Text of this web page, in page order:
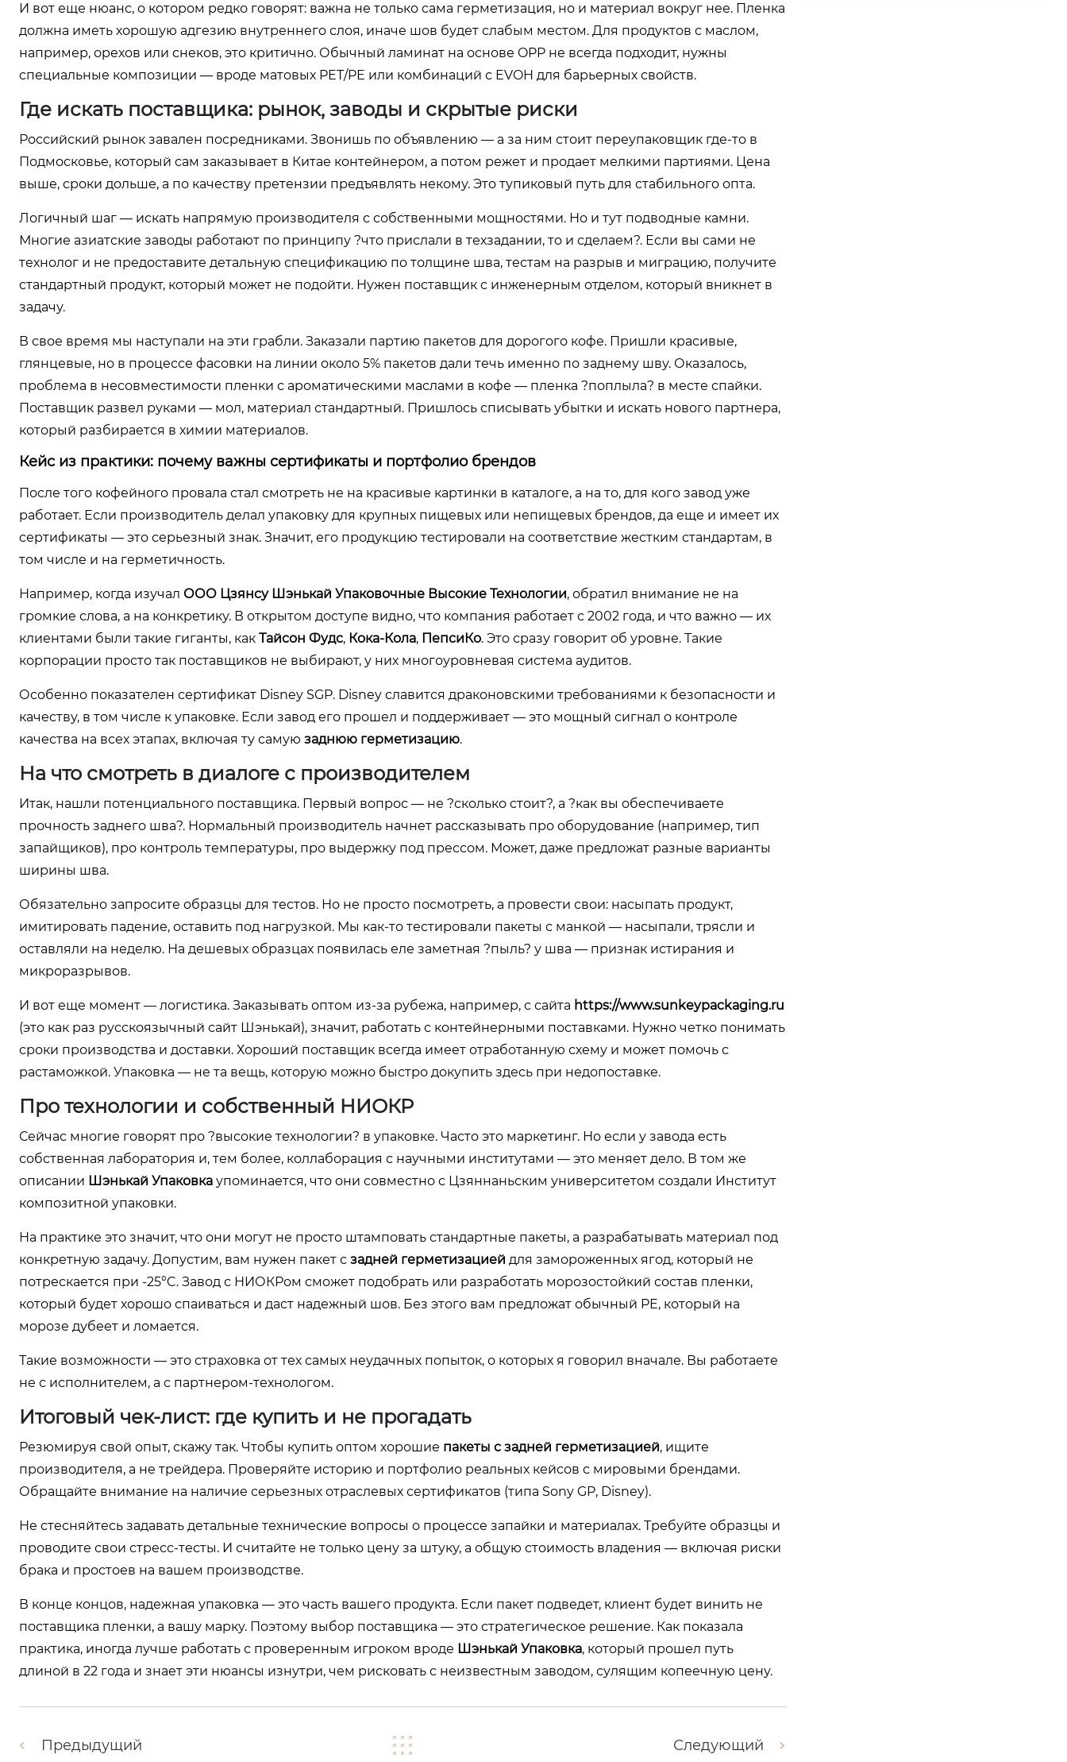
И вот еще нюанс, о котором редко говорят: важна не только сама герметизация, но и материал вокруг нее. Пленка
должна иметь хорошую адгезию внутреннего слоя, иначе шов будет слабым местом. Для продуктов с маслом,
например, орехов или снеков, это критично. Обычный ламинат на основе OPP не всегда подходит, нужны
специальные композиции — вроде матовых PET/PE или комбинаций с EVOH для барьерных свойств.
Где искать поставщика: рынок, заводы и скрытые риски
Российский рынок завален посредниками. Звонишь по объявлению — а за ним стоит переупаковщик где-то в
Подмосковье, который сам заказывает в Китае контейнером, а потом режет и продает мелкими партиями. Цена
выше, сроки дольше, а по качеству претензии предъявлять некому. Это тупиковый путь для стабильного опта.
Логичный шаг — искать напрямую производителя с собственными мощностями. Но и тут подводные камни.
Многие азиатские заводы работают по принципу ?что прислали в техзадании, то и сделаем?. Если вы сами не
технолог и не предоставите детальную спецификацию по толщине шва, тестам на разрыв и миграцию, получите
стандартный продукт, который может не подойти. Нужен поставщик с инженерным отделом, который вникнет в
задачу.
В свое время мы наступали на эти грабли. Заказали партию пакетов для дорогого кофе. Пришли красивые,
глянцевые, но в процессе фасовки на линии около 5% пакетов дали течь именно по заднему шву. Оказалось,
проблема в несовместимости пленки с ароматическими маслами в кофе — пленка ?поплыла? в месте спайки.
Поставщик развел руками — мол, материал стандартный. Пришлось списывать убытки и искать нового партнера,
который разбирается в химии материалов.
Кейс из практики: почему важны сертификаты и портфолио брендов
После того кофейного провала стал смотреть не на красивые картинки в каталоге, а на то, для кого завод уже
работает. Если производитель делал упаковку для крупных пищевых или непищевых брендов, да еще и имеет их
сертификаты — это серьезный знак. Значит, его продукцию тестировали на соответствие жестким стандартам, в
том числе и на герметичность.
Например, когда изучал ООО Цзянсу Шэнькай Упаковочные Высокие Технологии, обратил внимание не на
громкие слова, а на конкретику. В открытом доступе видно, что компания работает с 2002 года, и что важно — их
клиентами были такие гиганты, как Тайсон Фудс, Кока-Кола, ПепсиКо. Это сразу говорит об уровне. Такие
корпорации просто так поставщиков не выбирают, у них многоуровневая система аудитов.
Особенно показателен сертификат Disney SGP. Disney славится драконовскими требованиями к безопасности и
качеству, в том числе к упаковке. Если завод его прошел и поддерживает — это мощный сигнал о контроле
качества на всех этапах, включая ту самую заднюю герметизацию.
На что смотреть в диалоге с производителем
Итак, нашли потенциального поставщика. Первый вопрос — не ?сколько стоит?, а ?как вы обеспечиваете
прочность заднего шва?. Нормальный производитель начнет рассказывать про оборудование (например, тип
запайщиков), про контроль температуры, про выдержку под прессом. Может, даже предложат разные варианты
ширины шва.
Обязательно запросите образцы для тестов. Но не просто посмотреть, а провести свои: насыпать продукт,
имитировать падение, оставить под нагрузкой. Мы как-то тестировали пакеты с манкой — насыпали, трясли и
оставляли на неделю. На дешевых образцах появилась еле заметная ?пыль? у шва — признак истирания и
микроразрывов.
И вот еще момент — логистика. Заказывать оптом из-за рубежа, например, с сайта https://www.sunkeypackaging.ru
(это как раз русскоязычный сайт Шэнькай), значит, работать с контейнерными поставками. Нужно четко понимать
сроки производства и доставки. Хороший поставщик всегда имеет отработанную схему и может помочь с
растаможкой. Упаковка — не та вещь, которую можно быстро докупить здесь при недопоставке.
Про технологии и собственный НИОКР
Сейчас многие говорят про ?высокие технологии? в упаковке. Часто это маркетинг. Но если у завода есть
собственная лаборатория и, тем более, коллаборация с научными институтами — это меняет дело. В том же
описании Шэнькай Упаковка упоминается, что они совместно с Цзяннаньским университетом создали Институт
композитной упаковки.
На практике это значит, что они могут не просто штамповать стандартные пакеты, а разрабатывать материал под
конкретную задачу. Допустим, вам нужен пакет с задней герметизацией для замороженных ягод, который не
потрескается при -25°C. Завод с НИОКРом сможет подобрать или разработать морозостойкий состав пленки,
который будет хорошо спаиваться и даст надежный шов. Без этого вам предложат обычный PE, который на
морозе дубеет и ломается.
Такие возможности — это страховка от тех самых неудачных попыток, о которых я говорил вначале. Вы работаете
не с исполнителем, а с партнером-технологом.
Итоговый чек-лист: где купить и не прогадать
Резюмируя свой опыт, скажу так. Чтобы купить оптом хорошие пакеты с задней герметизацией, ищите
производителя, а не трейдера. Проверяйте историю и портфолио реальных кейсов с мировыми брендами.
Обращайте внимание на наличие серьезных отраслевых сертификатов (типа Sony GP, Disney).
Не стесняйтесь задавать детальные технические вопросы о процессе запайки и материалах. Требуйте образцы и
проводите свои стресс-тесты. И считайте не только цену за штуку, а общую стоимость владения — включая риски
брака и простоев на вашем производстве.
В конце концов, надежная упаковка — это часть вашего продукта. Если пакет подведет, клиент будет винить не
поставщика пленки, а вашу марку. Поэтому выбор поставщика — это стратегическое решение. Как показала
практика, иногда лучше работать с проверенным игроком вроде Шэнькай Упаковка, который прошел путь
длиной в 22 года и знает эти нюансы изнутри, чем рисковать с неизвестным заводом, сулящим копеечную цену.
Предыдущий Следующий